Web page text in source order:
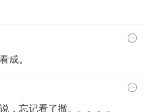
成。
，忘记看了撒。。。。。